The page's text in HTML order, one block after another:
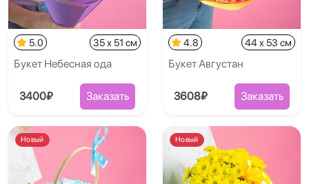
5.0 35 x 51 см
Букет Небесная ода
3400₽ Заказать
4.8 44 x 53 см
Букет Августан
3608₽ Заказать
Новый Новый